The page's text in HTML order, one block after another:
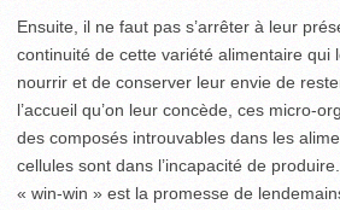
Ensuite, il ne faut pas s’arrêter à leur
continuité de cette variété alimentaire qui
nourrir et de conserver leur envie de
l’accueil qu’on leur concède, ces micro-
des composés introuvables dans les
cellules sont dans l’incapacité de
« win-win » est la promesse de